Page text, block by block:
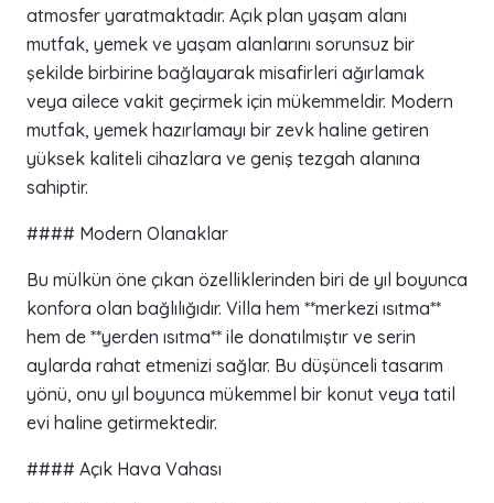
atmosfer yaratmaktadır. Açık plan yaşam alanı
mutfak, yemek ve yaşam alanlarını sorunsuz bir
şekilde birbirine bağlayarak misafirleri ağırlamak
veya ailece vakit geçirmek için mükemmeldir. Modern
mutfak, yemek hazırlamayı bir zevk haline getiren
yüksek kaliteli cihazlara ve geniş tezgah alanına
sahiptir.
#### Modern Olanaklar
Bu mülkün öne çıkan özelliklerinden biri de yıl boyunca
konfora olan bağlılığıdır. Villa hem **merkezi ısıtma**
hem de **yerden ısıtma** ile donatılmıştır ve serin
aylarda rahat etmenizi sağlar. Bu düşünceli tasarım
yönü, onu yıl boyunca mükemmel bir konut veya tatil
evi haline getirmektedir.
#### Açık Hava Vahası